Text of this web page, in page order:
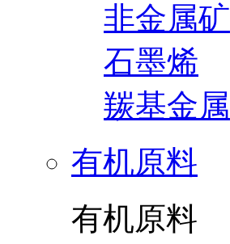
非金属矿
石墨烯
羰基金属
有机原料
有机原料